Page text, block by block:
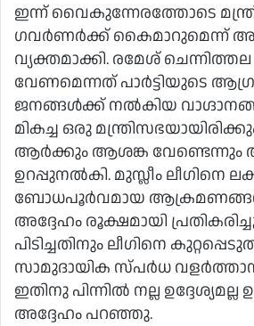
ഇന്ന് വൈകുന്നേരത്തോടെ
ഗവർണർക്ക് കൈമാറുമെന്ന്
വ്യക്തമാക്കി. രമേശ് ചെന്നിത്തല
വേണമെന്നത് പാർട്ടിയുടെ
ജനങ്ങൾക്ക് നൽകിയ
മികച്ച ഒരു
ആർക്കും ആശങ്ക വേണ്ടെന്നും
ഉറപ്പുനൽകി. മുസ്ലീം ലീഗിനെ
ബോധപൂർവമായ
അദ്ദേഹം രൂക്ഷമായി
പിടിച്ചതിനും ലീഗിനെ
സാമുദായിക സ്‌പർധ
ഇതിനു പിന്നിൽ നല്ല
അദ്ദേഹം പറഞ്ഞു.